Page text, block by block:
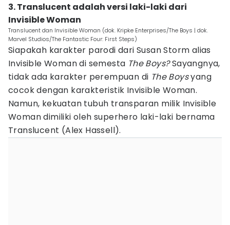
3. Translucent adalah versi laki-laki dari
Invisible Woman
Translucent dan Invisible Woman (dok. Kripke Enterprises/The Boys | dok.
Marvel Studios/The Fantastic Four: First Steps)
Siapakah karakter parodi dari Susan Storm alias
Invisible Woman di semesta The Boys?Sayangnya,
tidak ada karakter perempuan di The Boysyang
cocok dengan karakteristik Invisible Woman.
Namun, kekuatan tubuh transparan milik Invisible
Woman dimiliki oleh superhero laki-laki bernama
Translucent (Alex Hassell).